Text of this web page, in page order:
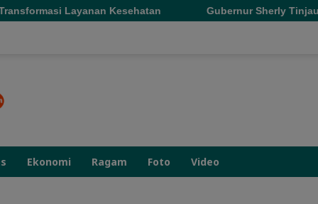
Gubernur Sherly Tinjau Revitalisasi SMAN 5
Ekonomi Ragam Foto Video